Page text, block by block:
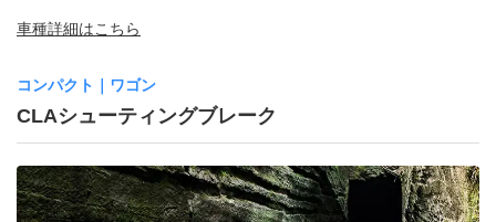
車種詳細はこちら
コンパクト｜ワゴン
CLAシューティングブレーク